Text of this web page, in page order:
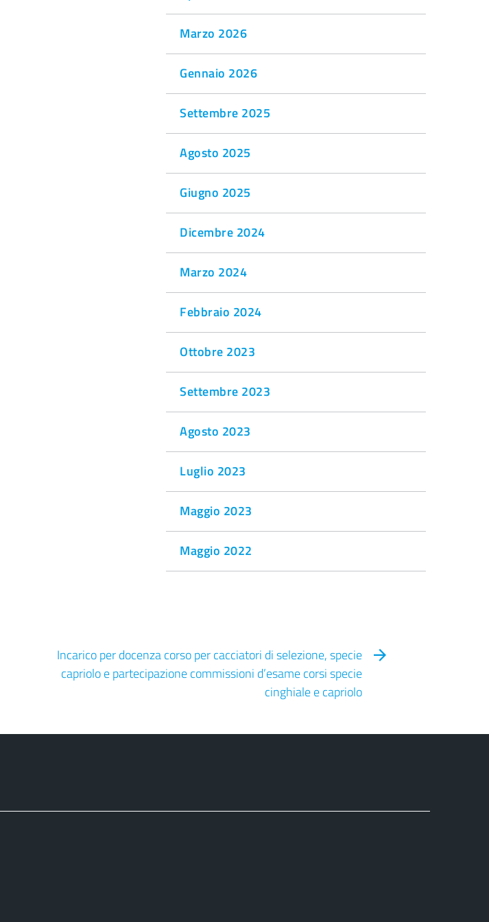
Marzo 2026
Gennaio 2026
Settembre 2025
Agosto 2025
Giugno 2025
Dicembre 2024
Marzo 2024
Febbraio 2024
Ottobre 2023
Settembre 2023
Agosto 2023
Luglio 2023
Maggio 2023
Maggio 2022
Incarico per docenza corso per cacciatori di selezione, specie
capriolo e partecipazione commissioni d’esame corsi specie
cinghiale e capriolo